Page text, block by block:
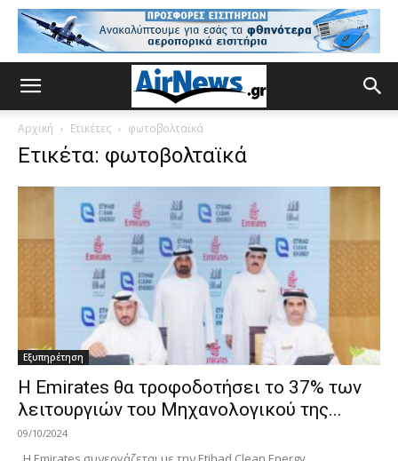
Αρχική Ετικέτες φωτοβολταϊκά
Ετικέτα: φωτοβολταϊκά
Εξυπηρέτηση
Η Emirates θα τροφοδοτήσει το 37% των
λειτουργιών του Μηχανολογικού της...
09/10/2024